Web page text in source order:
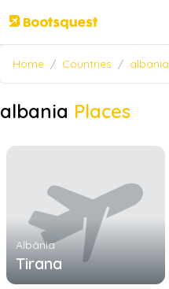
Home / Countries / albania
albania Places
Albânia
Tirana